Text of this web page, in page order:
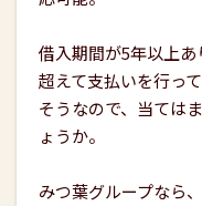
借入期間が5年以上
超えて支払いを行っ
そうなので、当ては
ょうか。
みつ葉グループなら